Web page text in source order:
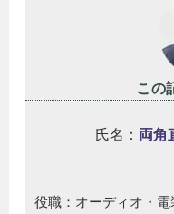
この
氏名： 両角
役職：オーディオ・